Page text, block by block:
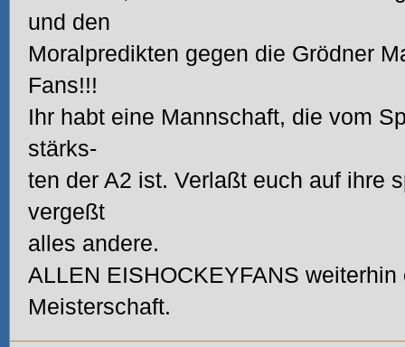
und den
Moralpredikten gegen die Grödner
Fans!!!
Ihr habt eine Mannschaft, die vom
stärks-
ten der A2 ist. Verlaßt euch auf ihre
vergeßt
alles andere.
ALLEN EISHOCKEYFANS
Meisterschaft.